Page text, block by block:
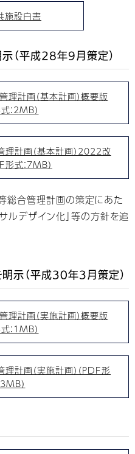
施設白書
（平成28年9月策定）
計画（基本計画）概要版
：2MB）
計画（基本計画）2022改
式：7MB）
合管理計画の策定にあた
ルデザイン化｣等の方針を追
示（平成30年3月策定）
計画（実施計画）概要版
：1MB）
計画（実施計画）（PDF形
）